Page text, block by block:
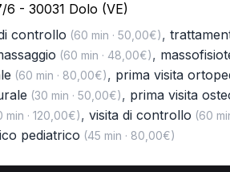
6 - 30031 Dolo (VE)
controllo (60 min · 50,00€),
(60 min · 48,00€),
(60 min · 80,00€), prima visita
(30 min · 50,00€), prima visita
· 120,00€), visita di controllo (60
pediatrico (45 min · 80,00€)